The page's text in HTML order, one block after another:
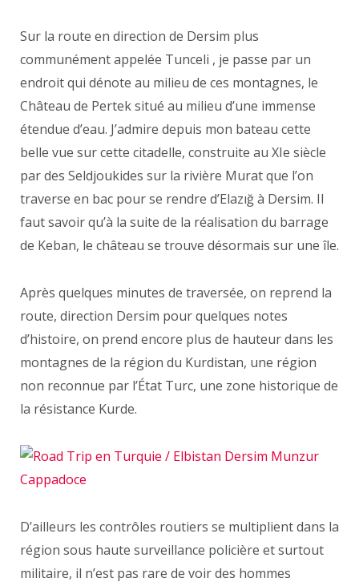
Sur la route en direction de Dersim plus
communément appelée Tunceli , je passe par un
endroit qui dénote au milieu de ces montagnes, le
Château de Pertek situé au milieu d’une immense
étendue d’eau. J’admire depuis mon bateau cette
belle vue sur cette citadelle, construite au XIe siècle
par des Seldjoukides sur la rivière Murat que l’on
traverse en bac pour se rendre d’Elazığ à Dersim. Il
faut savoir qu’à la suite de la réalisation du barrage
de Keban, le château se trouve désormais sur une île.
Après quelques minutes de traversée, on reprend la
route, direction Dersim pour quelques notes
d’histoire, on prend encore plus de hauteur dans les
montagnes de la région du Kurdistan, une région
non reconnue par l’État Turc, une zone historique de
la résistance Kurde.
D’ailleurs les contrôles routiers se multiplient dans la
région sous haute surveillance policière et surtout
militaire, il n’est pas rare de voir des hommes